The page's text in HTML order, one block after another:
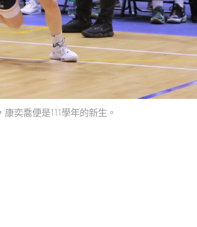
奕喬便是111學年的新生。